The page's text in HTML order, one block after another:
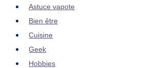
Astuce vapote
Bien être
Cuisine
Geek
Hobbies